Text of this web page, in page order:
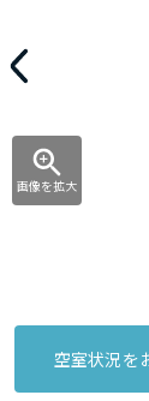
画像を拡大
空室状況を